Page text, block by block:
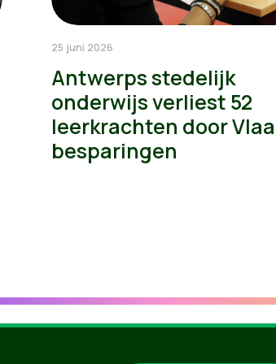
25 juni 2026
Antwerps stedelijk
onderwijs verliest 52
leerkrachten door
besparingen